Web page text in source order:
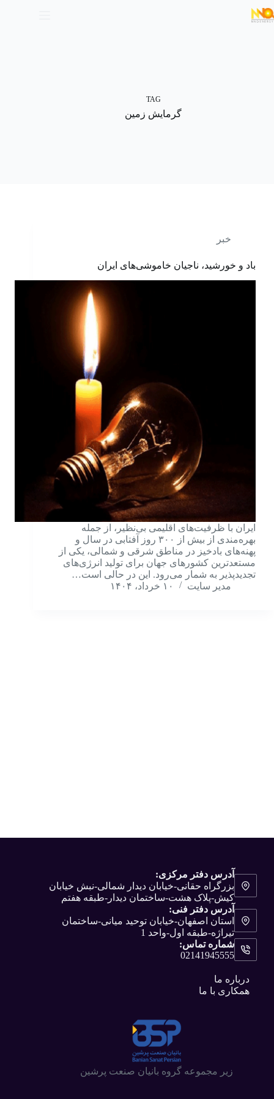
TAG
گرمایش زمین
خبر
باد و خورشید، ناجیان خاموشی‌های ایران
ایران با ظرفیت‌های اقلیمی بی‌نظیر، از جمله
بهره‌مندی از بیش از ۳۰۰ روز آفتابی در سال و
پهنه‌های بادخیز در مناطق شرقی و شمالی، یکی از
مستعدترین کشورهای جهان برای تولید انرژی‌های
تجدیدپذیر به شمار می‌رود. این در حالی است…
مدیر سایت
۱۰ خرداد، ۱۴۰۴
آدرس دفتر مرکزی:
بزرگراه حقانی-خیابان دیدار شمالی-نبش خیابان
کیش-پلاک هشت-ساختمان دیدار-طبقه هفتم
آدرس دفتر فنی:
استان اصفهان-خیابان توحید میانی-ساختمان
تیراژه-طبقه اول-واحد 1
شماره تماس:
02141945555
درباره ما
همکاری با ما
زیر مجموعه گروه بانیان صنعت پرشین